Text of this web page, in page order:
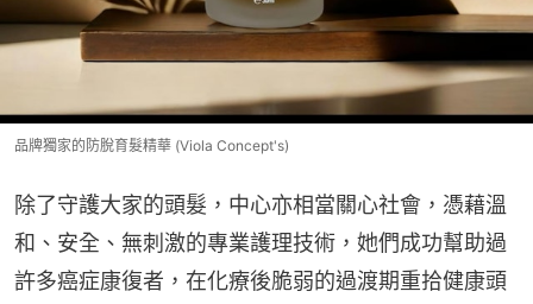
品牌獨家的防脫育髮精華 (Viola Concept's)
除了守護大家的頭髮，中心亦相當關心社會，憑藉溫
和、安全、無刺激的專業護理技術，她們成功幫助過
許多癌症康復者，在化療後脆弱的過渡期重拾健康頭